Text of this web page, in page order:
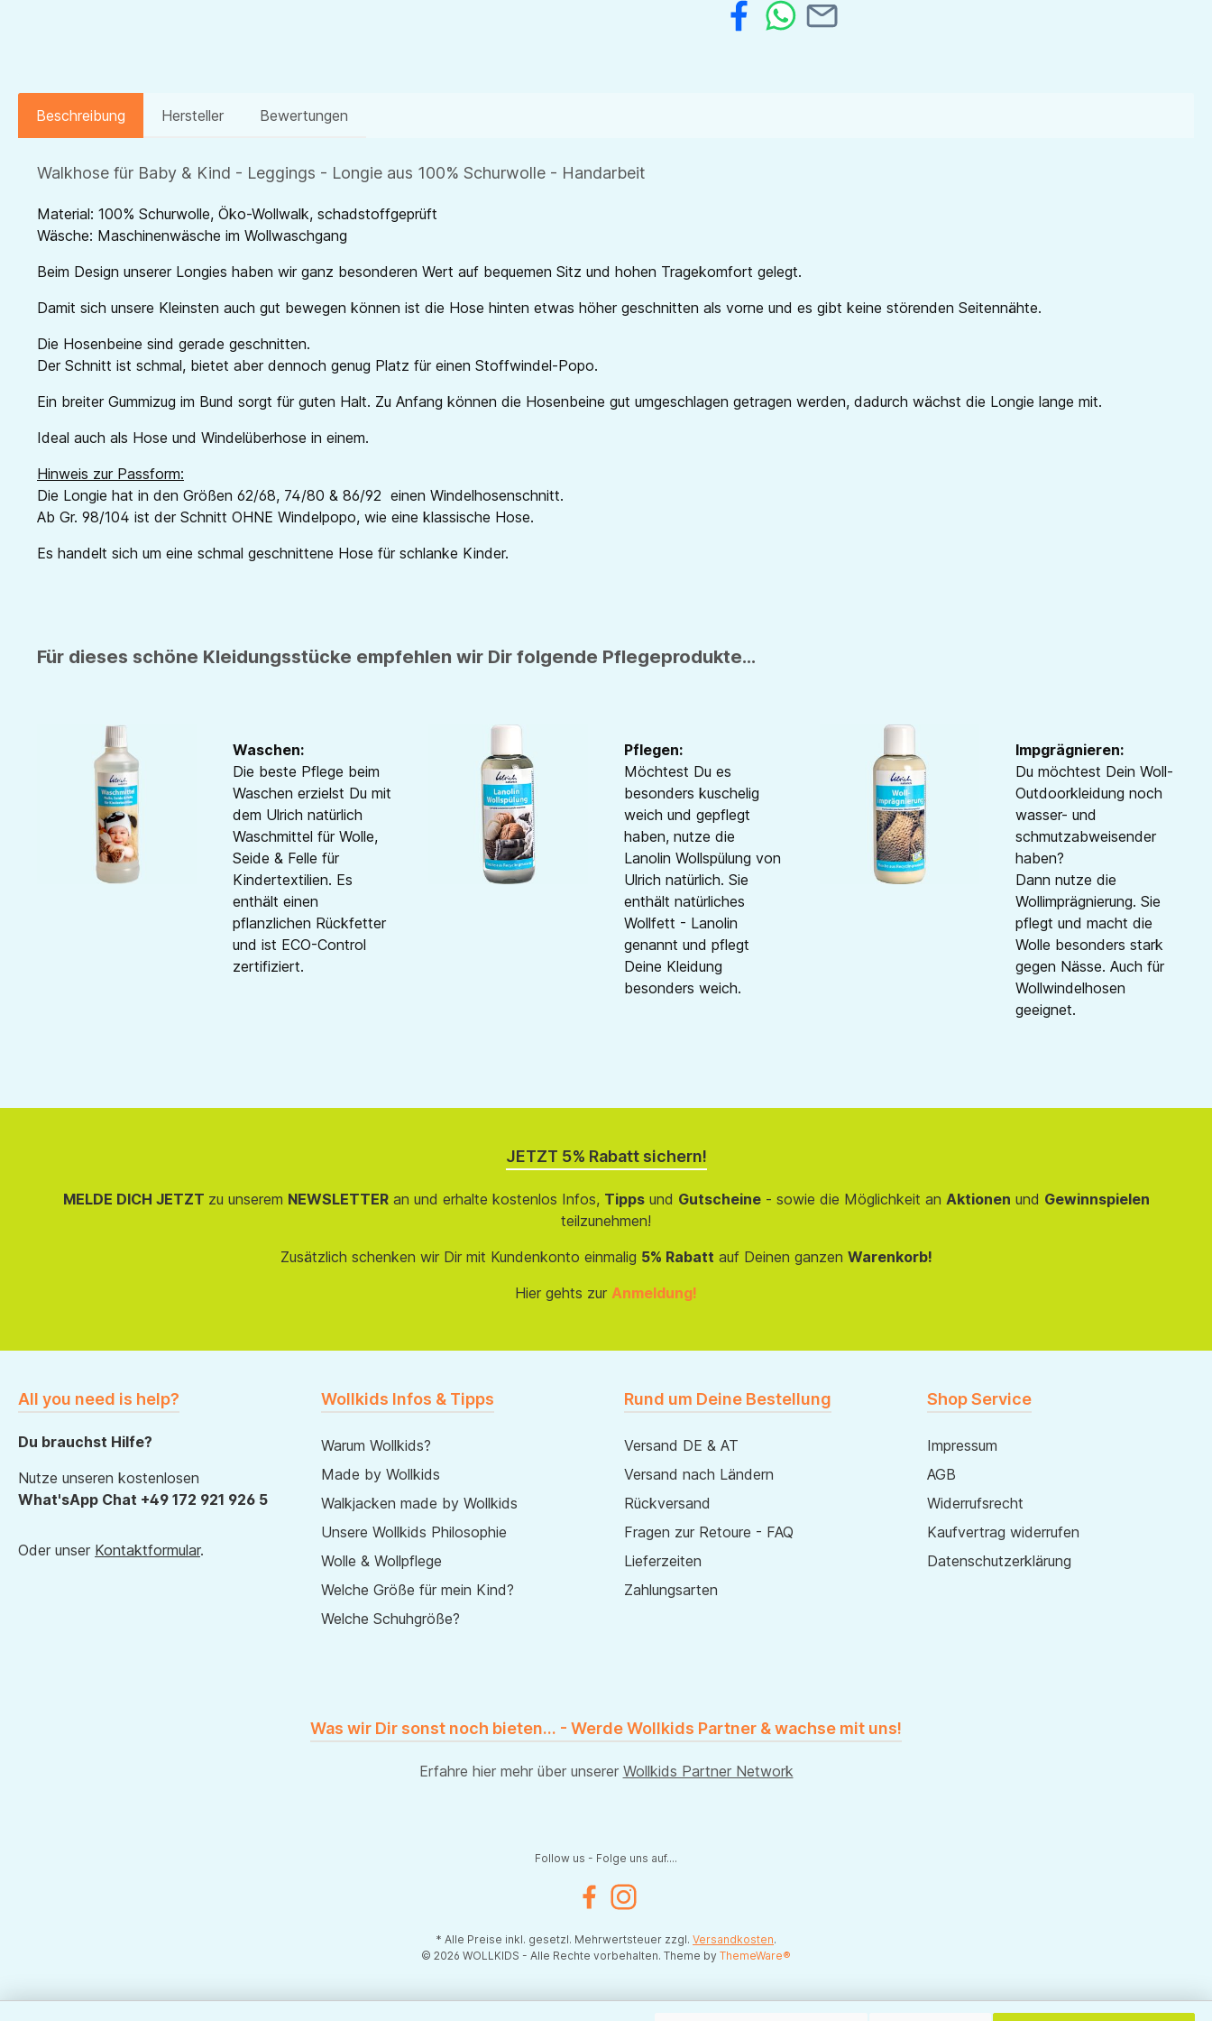
Beschreibung Hersteller Bewertungen
Walkhose für Baby & Kind - Leggings - Longie aus 100% Schurwolle - Handarbeit
Material: 100% Schurwolle, Öko-Wollwalk, schadstoffgeprüft
Wäsche: Maschinenwäsche im Wollwaschgang
Beim Design unserer Longies haben wir ganz besonderen Wert auf bequemen Sitz und hohen Tragekomfort gelegt.
Damit sich unsere Kleinsten auch gut bewegen können ist die Hose hinten etwas höher geschnitten als vorne und es gibt keine störenden Seitennähte.
Die Hosenbeine sind gerade geschnitten.
Der Schnitt ist schmal, bietet aber dennoch genug Platz für einen Stoffwindel-Popo.
Ein breiter Gummizug im Bund sorgt für guten Halt. Zu Anfang können die Hosenbeine gut umgeschlagen getragen werden, dadurch wächst die Longie lange mit.
Ideal auch als Hose und Windelüberhose in einem.
Hinweis zur Passform:
Die Longie hat in den Größen 62/68, 74/80 & 86/92 einen Windelhosenschnitt.
Ab Gr. 98/104 ist der Schnitt OHNE Windelpopo, wie eine klassische Hose.
Es handelt sich um eine schmal geschnittene Hose für schlanke Kinder.
Für dieses schöne Kleidungsstücke empfehlen wir Dir folgende Pflegeprodukte...
Waschen:
Die beste Pflege beim
Waschen erzielst Du mit
dem Ulrich natürlich
Waschmittel für Wolle,
Seide & Felle für
Kindertextilien. Es
enthält einen
pflanzlichen Rückfetter
und ist ECO-Control
zertifiziert.
Pflegen:
Möchtest Du es
besonders kuschelig
weich und gepflegt
haben, nutze die
Lanolin Wollspülung von
Ulrich natürlich. Sie
enthält natürliches
Wollfett - Lanolin
genannt und pflegt
Deine Kleidung
besonders weich.
Impgrägnieren:
Du möchtest Dein Woll-
Outdoorkleidung noch
wasser- und
schmutzabweisender
haben?
Dann nutze die
Wollimprägnierung. Sie
pflegt und macht die
Wolle besonders stark
gegen Nässe. Auch für
Wollwindelhosen
geeignet.
JETZT 5% Rabatt sichern!
MELDE DICH JETZT zu unserem NEWSLETTERan und erhalte kostenlos Infos, Tippsund Gutscheine- sowie die Möglichkeit an Aktionen und Gewinnspielen
teilzunehmen!
Zusätzlich schenken wir Dir mit Kundenkonto einmalig 5% Rabatt auf Deinen ganzen Warenkorb!
Hier gehts zur Anmeldung!
All you need is help?
Du brauchst Hilfe?
Nutze unseren kostenlosen
What'sApp Chat +49 172 921 926 5
Oder unser Kontaktformular.
Wollkids Infos & Tipps
Warum Wollkids?
Made by Wollkids
Walkjacken made by Wollkids
Unsere Wollkids Philosophie
Wolle & Wollpflege
Welche Größe für mein Kind?
Welche Schuhgröße?
Rund um Deine Bestellung
Versand DE & AT
Versand nach Ländern
Rückversand
Fragen zur Retoure - FAQ
Lieferzeiten
Zahlungsarten
Shop Service
Impressum
AGB
Widerrufsrecht
Kaufvertrag widerrufen
Datenschutzerklärung
Was wir Dir sonst noch bieten... - Werde Wollkids Partner & wachse mit uns!
Erfahre hier mehr über unserer Wollkids Partner Network
Follow us - Folge uns auf....
FacebookInstagram
* Alle Preise inkl. gesetzl. Mehrwertsteuer zzgl. Versandkosten.
© 2026 WOLLKIDS - Alle Rechte vorbehalten. Theme by ThemeWare®